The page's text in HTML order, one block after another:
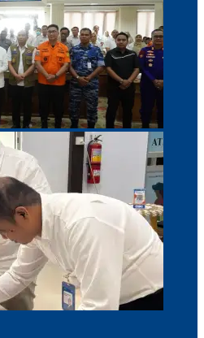
Banyak Sekolah Raih Predikat
Daya Saing UMKM Lewat
Kepala Samsat, Perkuat
Daerah